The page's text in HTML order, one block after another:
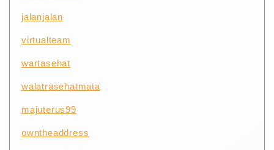
jalanjalan
virtualteam
wartasehat
walatrasehatmata
majuterus99
owntheaddress